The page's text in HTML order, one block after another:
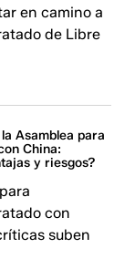
en camino a
de Libre
Asamblea para
China:
y riesgos?
con
suben